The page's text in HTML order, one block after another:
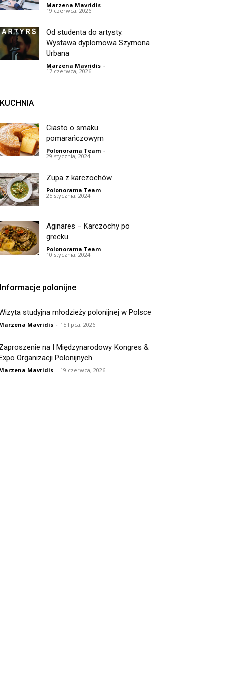
Marzena Mavridis -
19 czerwca, 2026
Od studenta do artysty.
Wystawa dyplomowa Szymona
Urbana
Marzena Mavridis -
17 czerwca, 2026
KUCHNIA
Ciasto o smaku
pomarańczowym
Polonorama Team -
29 stycznia, 2024
Zupa z karczochów
Polonorama Team -
25 stycznia, 2024
Aginares – Karczochy po
grecku
Polonorama Team -
10 stycznia, 2024
Informacje polonijne
studyjna młodzieży polonijnej w Polsce
Mavridis - 15 lipca, 2026
na I Międzynarodowy Kongres &
Organizacji Polonijnych
Mavridis - 19 czerwca, 2026